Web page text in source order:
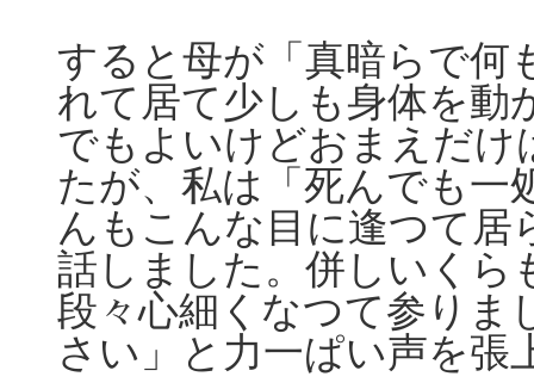
すると母が「真暗らで何
れて居て少しも身体を動
でもよいけどおまえだ
たが、私は「死んでも一
んもこんな目に逢つて
話しました。併しいくら
段々心細くなつて参りま
さい」と力一ぱい声を張